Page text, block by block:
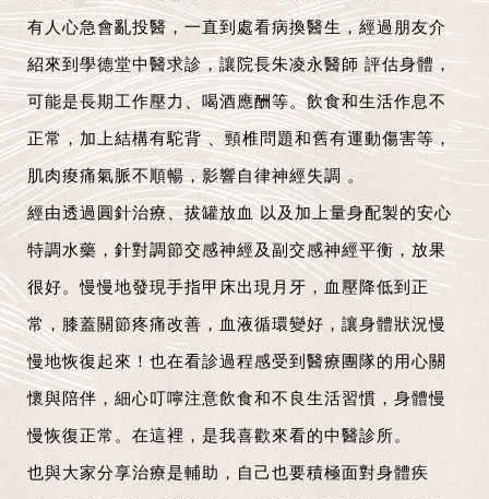
有人心急會亂投醫，一直到處看病換醫生，經過朋友介
紹來到學德堂中醫求診，讓院長朱凌永醫師評估身體，
可能是長期工作壓力、喝酒應酬等。飲食和生活作息不
正常，加上結構有駝背、頸椎問題和舊有運動傷害等，
肌肉痠痛氣脈不順暢，影響自律神經失調。
經由透過 圓針治療、拔罐放血以及加上量身配製的安心
特調水藥 ，針對調節交感神經及副交感神經平衡，放果
很好。慢慢地發現手指甲床出現月牙，血壓降低到正
常，膝蓋關節疼痛改善，血液循環變好，讓身體狀況慢
慢地恢復起來！也在看診過程感受到醫療團隊的用心關
懷與陪伴，細心叮嚀注意飲食和不良生活習慣，身體慢
慢恢復正常。在這裡，是我喜歡來看的中醫診所。
也與大家分享治療是輔助，自己也要積極面對身體疾